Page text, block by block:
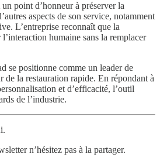
point d’honneur à préserver la
aspects de son service, notamment
L’entreprise reconnaît que la
humaine sans la remplacer
se positionne comme un leader de
de la restauration rapide. En répondant à
et d’efficacité, l’outil
de l’industrie.
n’hésitez pas à la partager.